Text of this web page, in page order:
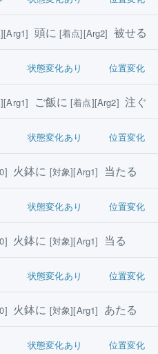
頭に [着点][Arg2] 被せる
状態変化あり 位置変化
ご飯に[着点][Arg2] 注ぐ
状態変化あり 位置変化
火鉢に [対象][Arg1] 当たる
状態変化あり 位置変化
火鉢に [対象][Arg1] 当る
状態変化あり 位置変化
火鉢に [対象][Arg1] あたる
状態変化あり 位置変化